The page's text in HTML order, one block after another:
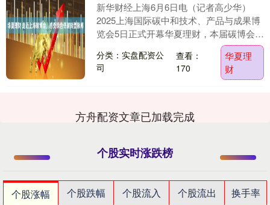
新华财经上海6月6日电（记者高少华）
2025上海国际碳中和技术、产品与成果博
览会5日正式开幕华夏理财，本届碳博会
以“走向碳中和之路”为主题，吸引了来自
15个国家....
分类：实盘配资公
司
查看：
170
华夏理
财
方舟配资文章已加载完成
个股实时涨跌榜
个股涨幅 个股跌幅 个股流入 个股流出
换手率